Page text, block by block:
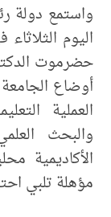
واستمع دولة
اليوم
حضرموت
أوضاع
العملية
والبحث
الأكاديمية
مؤهلة تلبي